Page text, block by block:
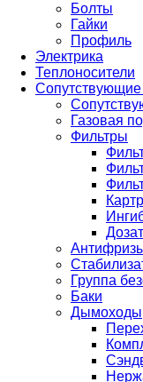
Болты
Гайки
Профиль
Электрика
Теплоносители
Газовая
Фильтры
Группа
Баки
Дымоходы